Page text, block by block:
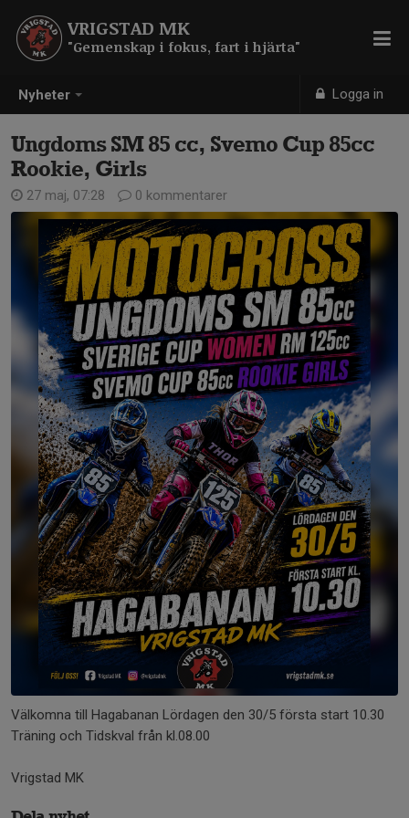
Nyheter Logga in
VRIGSTAD MK
"Gemenskap i fokus, fart i hjärta"
Ungdoms SM 85 cc, Svemo Cup 85cc
Rookie, Girls
27 maj, 07:28 0 kommentarer
Välkomna till Hagabanan Lördagen den 30/5 första start 10.30
Träning och Tidskval från kl.08.00
Vrigstad MK